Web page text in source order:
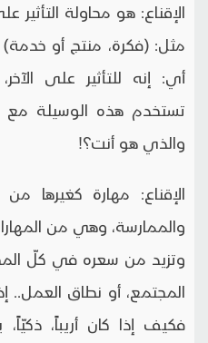
الإقناع: هو محاولة التأثير
مثل: (فكرة، منتج أو خدمة)
أي: إنه للتأثير على
تستخدم هذه الوسيلة
والذي هو أنت؟!
الإقناع: مهارة كغيرها
والممارسة، وهي من
وتزيد من سعره في كلّ
المجتمع، أو نطاق العمل..
فكيف إذا كان أريباً،